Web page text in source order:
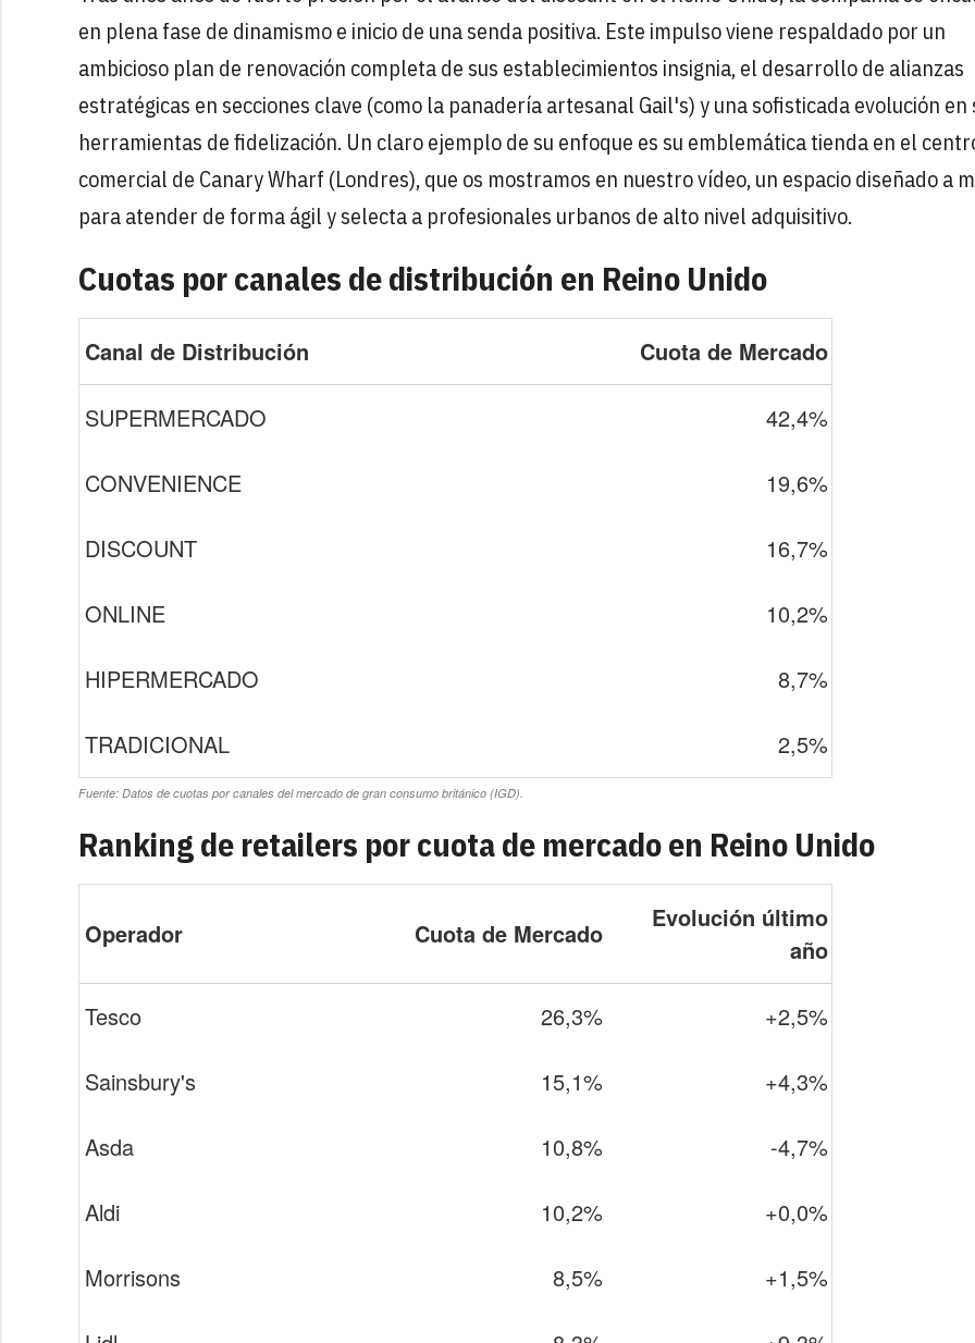
en plena fase de dinamismo e inicio de una senda positiva. Este impulso viene respaldado por un
ambicioso plan de renovación completa de sus establecimientos insignia, el desarrollo de alianzas
estratégicas en secciones clave (como la panadería artesanal Gail's) y una sofisticada evolución en
herramientas de fidelización. Un claro ejemplo de su enfoque es su emblemática tienda en el
comercial de Canary Wharf (Londres), que os mostramos en nuestro vídeo, un espacio diseñado a
para atender de forma ágil y selecta a profesionales urbanos de alto nivel adquisitivo.
Cuotas por canales de distribución en Reino Unido
Canal de Distribución Cuota de Mercado
SUPERMERCADO 42,4%
CONVENIENCE 19,6%
DISCOUNT 16,7%
ONLINE 10,2%
HIPERMERCADO 8,7%
TRADICIONAL 2,5%
Fuente: Datos de cuotas por canales del mercado de gran consumo británico (IGD).
Ranking de retailers por cuota de mercado en Reino Unido
Operador Cuota de Mercado
Evolución último
año
Tesco 26,3% +2,5%
Sainsbury's 15,1% +4,3%
Asda 10,8% -4,7%
Aldi 10,2% +0,0%
Morrisons 8,5% +1,5%